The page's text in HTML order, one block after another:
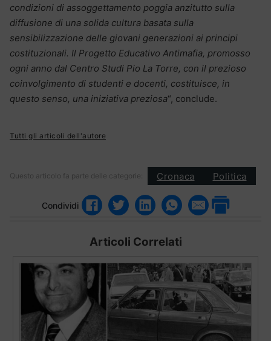
condizioni di assoggettamento poggia anzitutto sulla
diffusione di una solida cultura basata sulla
sensibilizzazione delle giovani generazioni ai principi
costituzionali. Il Progetto Educativo Antimafia, promosso
ogni anno dal Centro Studi Pio La Torre, con il prezioso
coinvolgimento di studenti e docenti, costituisce, in
questo senso, una iniziativa preziosa“, conclude.
Tutti gli articoli dell'autore
Questo articolo fa parte delle categorie: Cronaca Politica
Condividi
Articoli Correlati